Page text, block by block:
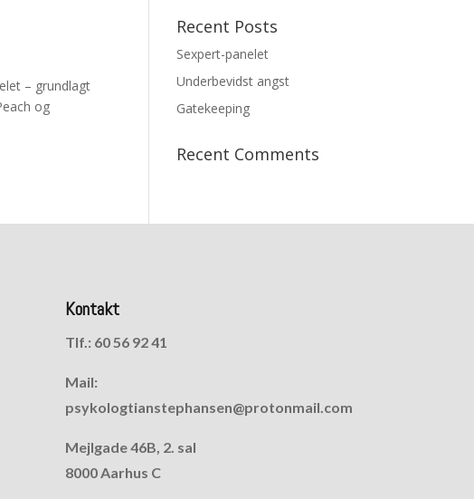
– grundlagt
og
Recent Posts
Sexpert-panelet
Underbevidst angst
Gatekeeping
Recent Comments
Kontakt
Tlf.: 60 56 92 41
Mail:
psykologtianstephansen@protonmail.com
Mejlgade 46B, 2. sal
8000 Aarhus C